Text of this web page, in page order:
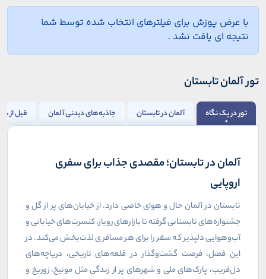
با عرض پوزش برای فیلترهای انتخاب شده توسط شما
نتیجه ای یافت نشد .
تور آلمان تابستان
تور در یک نگاه آلمان در تابستان جاذبه‌های دیدنی آلمان قبل از
آلمان در تابستان؛ مقصدی جذاب برای سفری
اروپایی
تابستان در آلمان حال و هوای خاصی دارد. از خیابان‌های پر از گل و
جشنواره‌های تابستانی گرفته تا بازارهای روباز، کنسرت‌های خیابانی و
آب‌وهوایی دلپذیر که سفر را برای هر مسافری لذت‌بخش می‌کند. در
این فصل، فرصت گشت‌وگذار در قلعه‌های تاریخی، دریاچه‌های
دل‌فریب، پارک‌های ملی و شهرهای پر از زندگی مثل مونیخ، زوریخ و